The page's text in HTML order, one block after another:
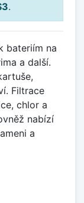
.
bateriím na
a další.
Filtrace
chlor a
nabízí
a